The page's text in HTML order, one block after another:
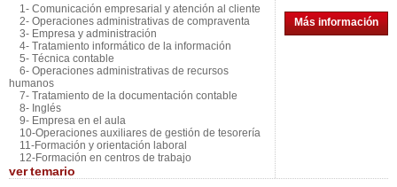
1- Comunicación empresarial y atención al cliente
2- Operaciones administrativas de compraventa
3- Empresa y administración
4- Tratamiento informático de la información
5- Técnica contable
6- Operaciones administrativas de recursos
humanos
7- Tratamiento de la documentación contable
8- Inglés
9- Empresa en el aula
10-Operaciones auxiliares de gestión de tesorería
11-Formación y orientación laboral
12-Formación en centros de trabajo
vertemario
Más información